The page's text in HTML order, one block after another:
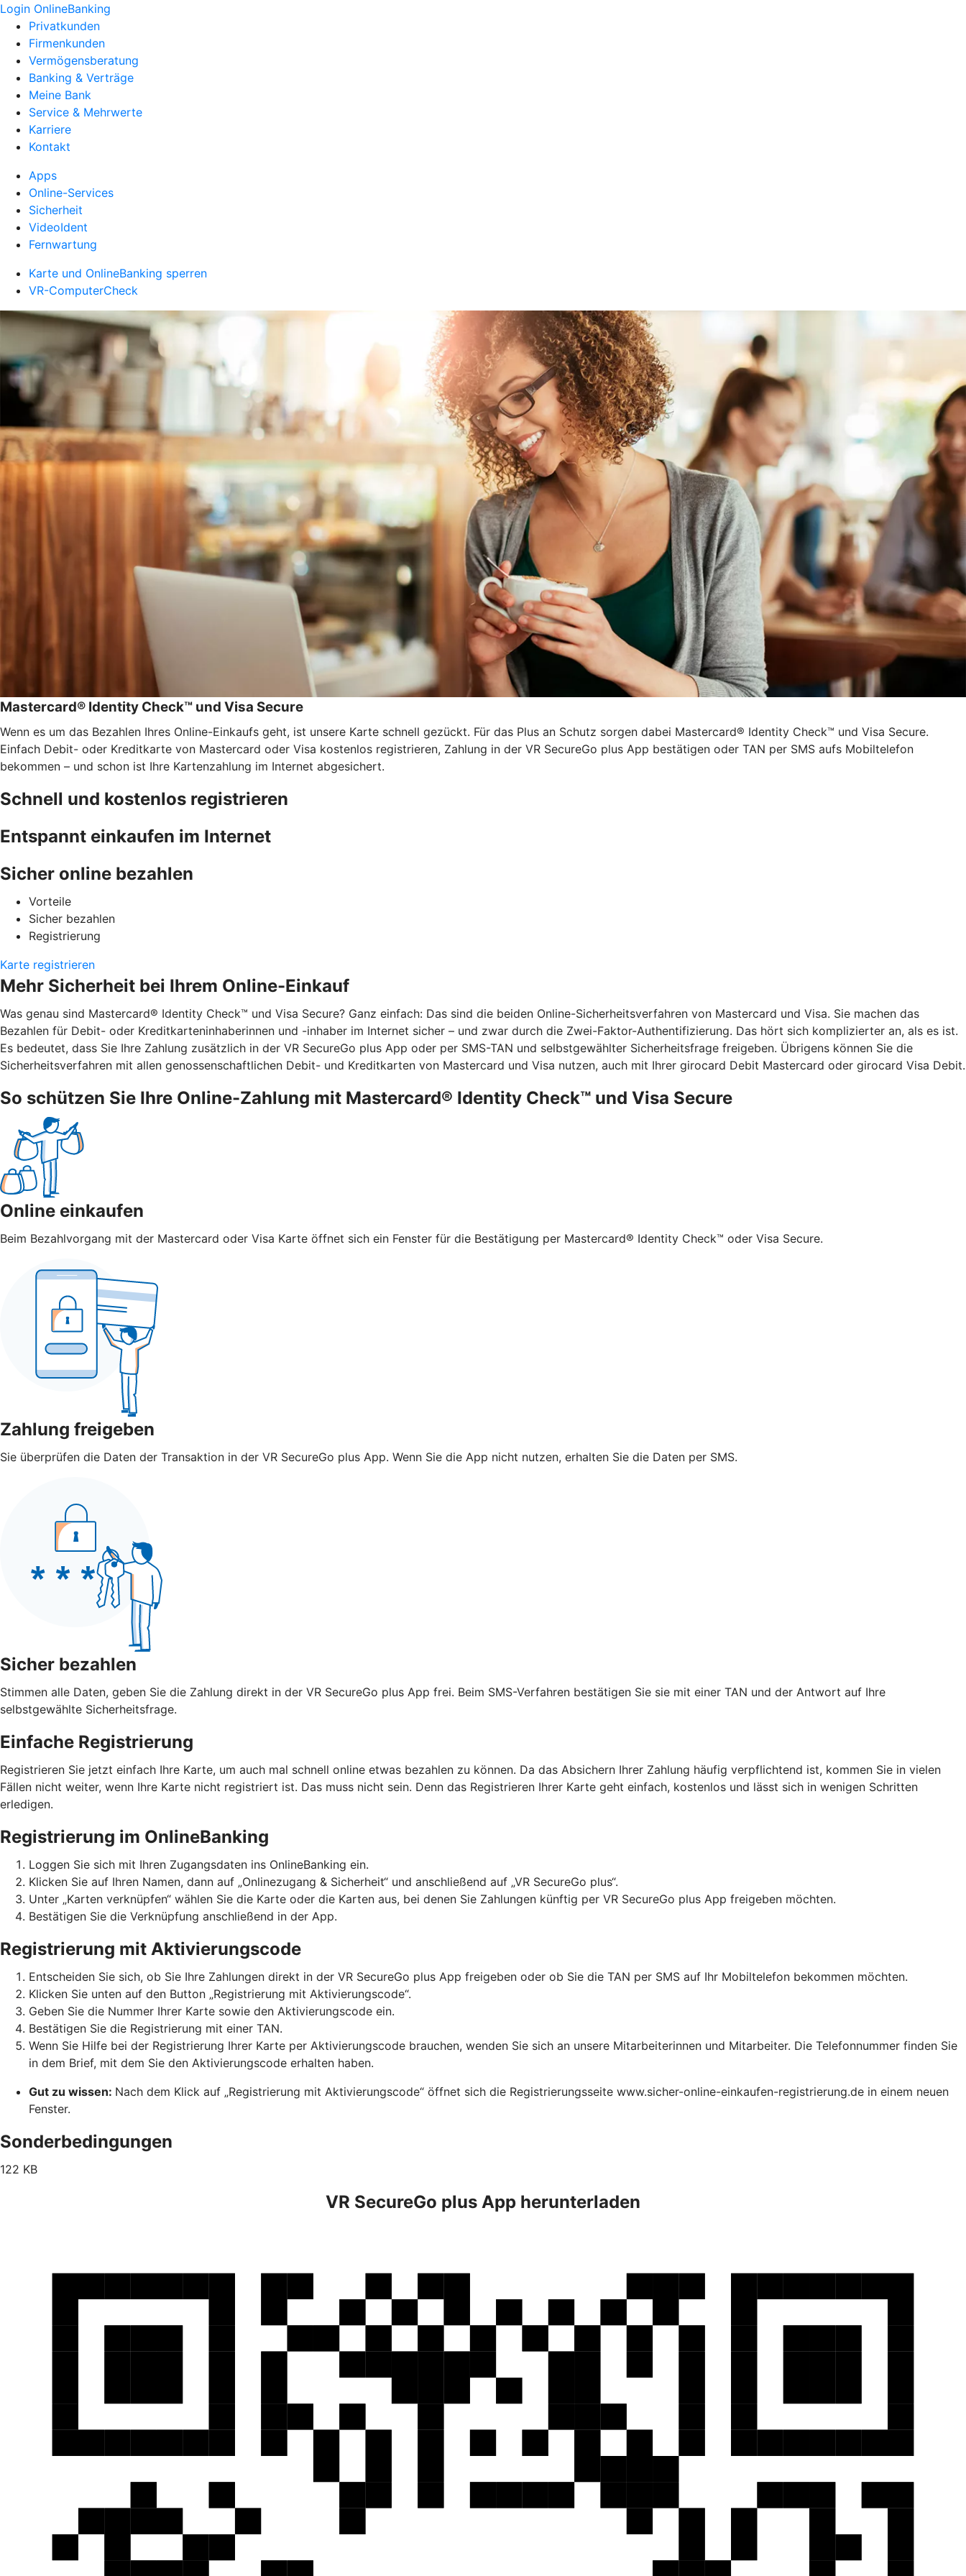
Login OnlineBanking
Privatkunden
Firmenkunden
Vermögensberatung
Banking & Verträge
Meine Bank
Service & Mehrwerte
Karriere
Kontakt
Apps
Online-Services
Sicherheit
VideoIdent
Fernwartung
Karte und OnlineBanking sperren
VR-ComputerCheck
Mastercard® Identity Check™ und Visa Secure
Wenn es um das Bezahlen Ihres Online-Einkaufs geht, ist unsere Karte schnell gezückt. Für das Plus an Schutz sorgen dabei Mastercard® Identity Check™ und Visa Secure.
Einfach Debit- oder Kreditkarte von Mastercard oder Visa kostenlos registrieren, Zahlung in der VR SecureGo plus App bestätigen oder TAN per SMS aufs Mobiltelefon
bekommen – und schon ist Ihre Kartenzahlung im Internet abgesichert.
Schnell und kostenlos registrieren
Entspannt einkaufen im Internet
Sicher online bezahlen
Vorteile
Sicher bezahlen
Registrierung
Karte registrieren
Mehr Sicherheit bei Ihrem Online-Einkauf
Was genau sind Mastercard® Identity Check™ und Visa Secure? Ganz einfach: Das sind die beiden Online-Sicherheitsverfahren von Mastercard und Visa. Sie machen das
Bezahlen für Debit- oder Kreditkarteninhaberinnen und -inhaber im Internet sicher – und zwar durch die Zwei-Faktor-Authentifizierung. Das hört sich komplizierter an, als es ist.
Es bedeutet, dass Sie Ihre Zahlung zusätzlich in der VR SecureGo plus App oder per SMS-TAN und selbstgewählter Sicherheitsfrage freigeben. Übrigens können Sie die
Sicherheitsverfahren mit allen genossenschaftlichen Debit- und Kreditkarten von Mastercard und Visa nutzen, auch mit Ihrer girocard Debit Mastercard oder girocard Visa Debit.
So schützen Sie Ihre Online-Zahlung mit Mastercard® Identity Check™ und Visa Secure
Online einkaufen
Beim Bezahlvorgang mit der Mastercard oder Visa Karte öffnet sich ein Fenster für die Bestätigung per Mastercard® Identity Check™ oder Visa Secure.
Zahlung freigeben
Sie überprüfen die Daten der Transaktion in der VR SecureGo plus App. Wenn Sie die App nicht nutzen, erhalten Sie die Daten per SMS.
Sicher bezahlen
Stimmen alle Daten, geben Sie die Zahlung direkt in der VR SecureGo plus App frei. Beim SMS-Verfahren bestätigen Sie sie mit einer TAN und der Antwort auf Ihre
selbstgewählte Sicherheitsfrage.
Einfache Registrierung
Registrieren Sie jetzt einfach Ihre Karte, um auch mal schnell online etwas bezahlen zu können. Da das Absichern Ihrer Zahlung häufig verpflichtend ist, kommen Sie in vielen
Fällen nicht weiter, wenn Ihre Karte nicht registriert ist. Das muss nicht sein. Denn das Registrieren Ihrer Karte geht einfach, kostenlos und lässt sich in wenigen Schritten
erledigen.
Registrierung im OnlineBanking
Loggen Sie sich mit Ihren Zugangsdaten ins OnlineBanking ein.
Klicken Sie auf Ihren Namen, dann auf „Onlinezugang & Sicherheit“ und anschließend auf „VR SecureGo plus“.
Unter „Karten verknüpfen“ wählen Sie die Karte oder die Karten aus, bei denen Sie Zahlungen künftig per VR SecureGo plus App freigeben möchten.
Bestätigen Sie die Verknüpfung anschließend in der App.
Registrierung mit Aktivierungscode
Entscheiden Sie sich, ob Sie Ihre Zahlungen direkt in der VR SecureGo plus App freigeben oder ob Sie die TAN per SMS auf Ihr Mobiltelefon bekommen möchten.
Klicken Sie unten auf den Button „Registrierung mit Aktivierungscode“.
Geben Sie die Nummer Ihrer Karte sowie den Aktivierungscode ein.
Bestätigen Sie die Registrierung mit einer TAN.
Wenn Sie Hilfe bei der Registrierung Ihrer Karte per Aktivierungscode brauchen, wenden Sie sich an unsere Mitarbeiterinnen und Mitarbeiter. Die Telefonnummer finden Sie
in dem Brief, mit dem Sie den Aktivierungscode erhalten haben.
Gut zu wissen: Nach dem Klick auf „Registrierung mit Aktivierungscode“ öffnet sich die Registrierungsseite www.sicher-online-einkaufen-registrierung.de in einem neuen
Fenster.
Sonderbedingungen
122 KB
VR SecureGo plus App herunterladen